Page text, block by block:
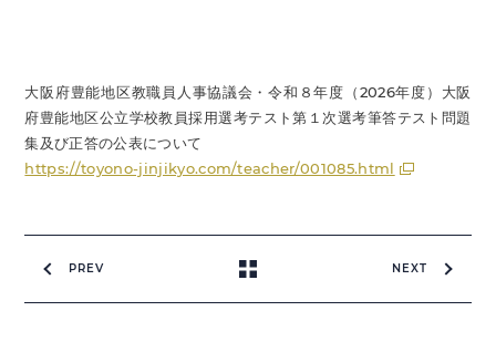
大阪府豊能地区教職員人事協議会・令和８年度（2026年度）大阪
府豊能地区公立学校教員採用選考テスト第１次選考筆答テスト問題
集及び正答の公表について
https://toyono-jinjikyo.com/teacher/001085.html
PREV NEXT